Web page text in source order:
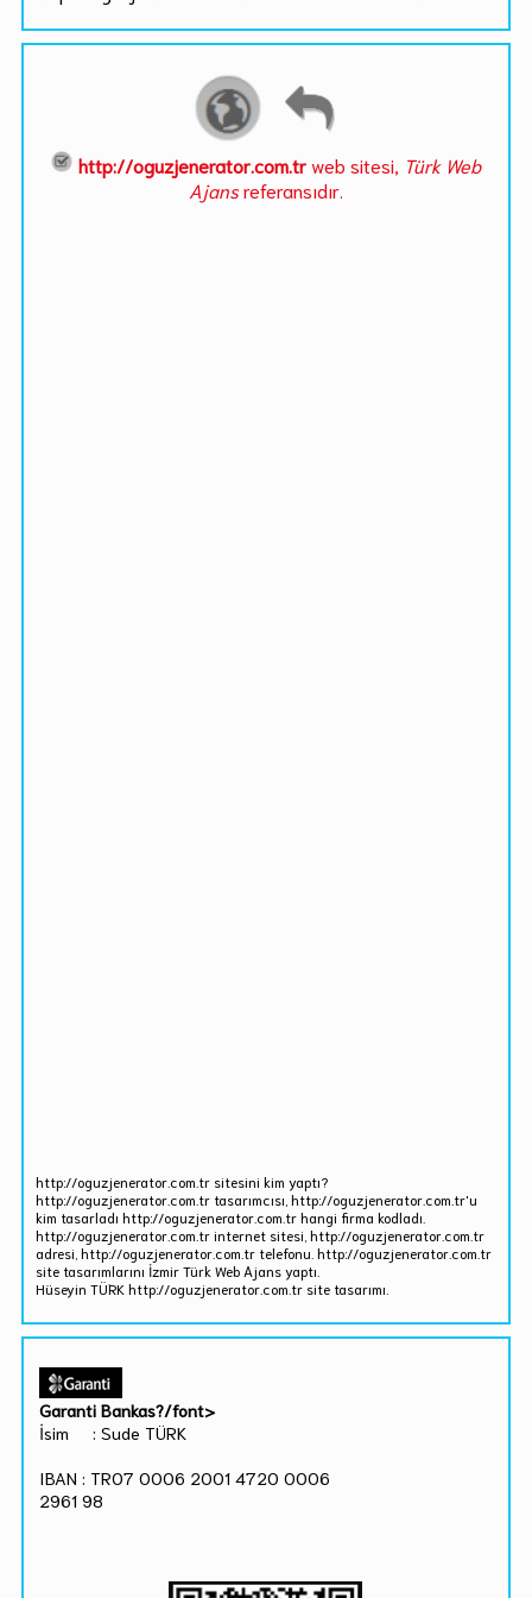
http://oguzjenerator.com.trweb sitesi, Türk Web
Ajansreferansıdır.
http://oguzjenerator.com.tr sitesini kim yaptı?
http://oguzjenerator.com.tr tasarımcısı, http://oguzjenerator.com.tr'u
kim tasarladı http://oguzjenerator.com.tr hangi firma kodladı.
http://oguzjenerator.com.tr internet sitesi, http://oguzjenerator.com.tr
adresi, http://oguzjenerator.com.tr telefonu. http://oguzjenerator.com.tr
site tasarımlarını İzmir Türk Web Ajans yaptı.
Hüseyin TÜRK http://oguzjenerator.com.tr site tasarımı.
Garanti Bankas?/font>
İsim : Sude TÜRK
IBAN : TR07 0006 2001 4720 0006
2961 98